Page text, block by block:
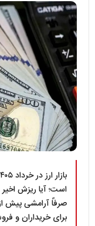
است؛ آیا ریزش اخیر
صرفاً آرامشی پیش
برای خریداران و